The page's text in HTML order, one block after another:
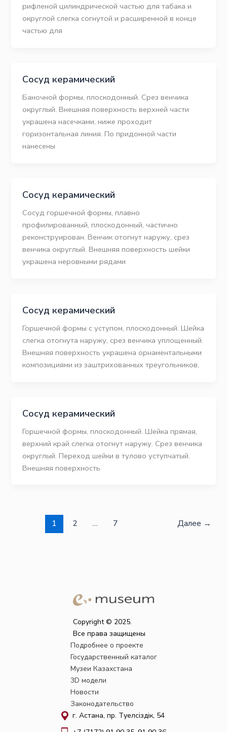
рифленой цилиндрической частью для табака и
округлой слегка согнутой и расширенной в конце
частью для
Сосуд керамический
Баночной формы, плоскодонный. Срез венчика
округлый. Внешняя поверхность верхней части
украшена насечками, ниже проходит
горизонтальная линия. По придонной части
нанесены
Сосуд керамический
Сосуд горшечной формы, плавно
профилированный, плоскодонный, частично
реконструирован. Венчик отогнут наружу, срез
венчика округлый. Внешняя поверхность шейки
украшена неровными рядами
Сосуд керамический
Горшечной формы с уступом, плоскодонный. Шейка
слегка отогнута наружу, срез венчика уплощенный.
Внешняя поверхность украшена орнаментальными
композициями из заштрихованных треугольников,
Сосуд керамический
Горшечной формы, плоскодонный. Шейка прямая,
верхний край слегка отогнут наружу. Срез венчика
округлый. Переход шейки в тулово уступчатый.
Внешняя поверхность
1 2 … 7 Далее →
Copyright © 2025.
Все права защищены
Подробнее о проекте
Государственный каталог
Музеи Казахстана
3D модели
Новости
Законодательство
г. Астана, пр. Тәуелсіздік, 54